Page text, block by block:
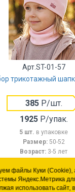
Арт.ST-01-57
трикотажный
385Р/шт.
1925Р/упак.
5 шт. в упаковке
Размер: 50-52
Возраст: 3-5 лет
файлы Куки (Cookie),
Яндекс.Метрика
использовать сайт,